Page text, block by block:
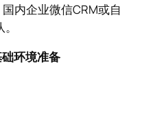
内企业微信CRM或自
环境准备